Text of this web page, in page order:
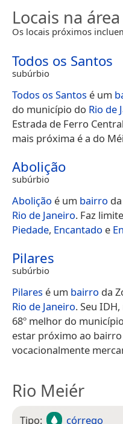
Locais na área
Os locais próximos
Todos os Santos
subúrbio
Todos os Santos é um
do município do Rio de
Estrada de Ferro
mais próxima é a do
Abolição
subúrbio
Abolição é um bairro
Rio de Janeiro. Faz
Piedade, Encantado e
Pilares
subúrbio
Pilares é um bairro da
Rio de Janeiro. Seu
68º melhor do
estar próximo ao
vocacionalmente
Rio Meiér
Tipo: córrego